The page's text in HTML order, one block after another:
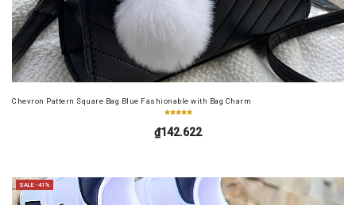
Chevron Pattern Square Bag Blue Fashionable with Bag Charm
₫142.622
SALE -41%